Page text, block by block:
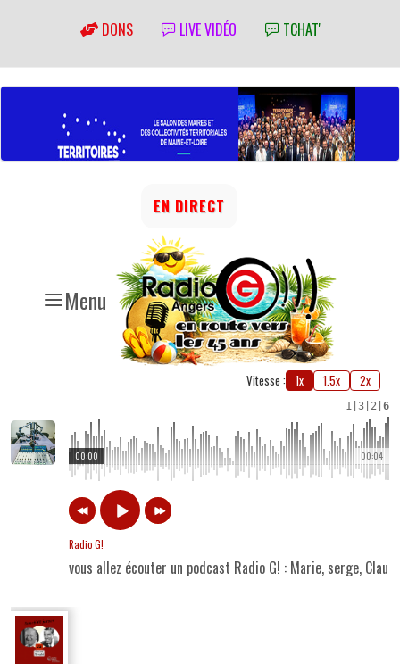
DONS LIVE VIDÉO TCHAT'
Menu
EN DIRECT
Vitesse : 1x 1.5x 2x
1 3 2 6
00:04
00:00
Radio G!
vous allez écouter un podcast Radio G! : Marie, serge,